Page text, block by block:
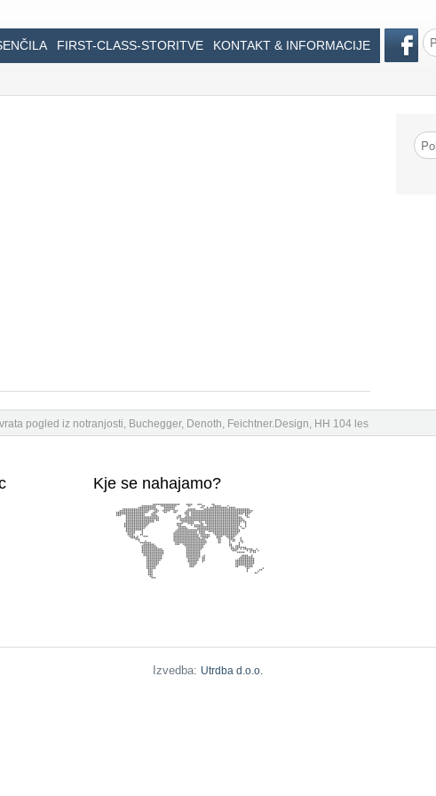
FIRST-CLASS-STORITVE KONTAKT & INFORMACIJE
pogled iz notranjosti, Buchegger, Denoth, Feichtner.Design, HH 104 les
Kje se nahajamo?
Izvedba: Utrdba d.o.o.